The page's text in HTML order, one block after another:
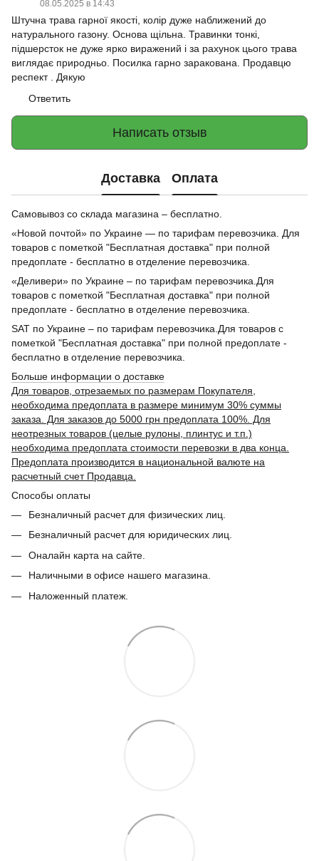
08.05.2025 в 14:43
Штучна трава гарної якості, колір дуже наближений до
натурального газону. Основа щільна. Травинки тонкі,
підшерсток не дуже ярко виражений і за рахунок цього трава
виглядає природньо. Посилка гарно заракована. Продавцю
респект . Дякую
Ответить
Написать отзыв
Доставка Оплата
Самовывоз со склада магазина – бесплатно.
«Новой почтой» по Украине — по тарифам перевозчика. Для
товаров с пометкой "Бесплатная доставка" при полной
предоплате - бесплатно в отделение перевозчика.
«Деливери» по Украине – по тарифам перевозчика.Для
товаров с пометкой "Бесплатная доставка" при полной
предоплате - бесплатно в отделение перевозчика.
SAT по Украине – по тарифам перевозчика.Для товаров с
пометкой "Бесплатная доставка" при полной предоплате -
бесплатно в отделение перевозчика.
Больше информации о доставке
Для товаров, отрезаемых по размерам Покупателя,
необходима предоплата в размере минимум 30% суммы
заказа. Для заказов до 5000 грн предоплата 100%. Для
неотрезных товаров (целые рулоны, плинтус и т.п.)
необходима предоплата стоимости перевозки в два конца.
Предоплата производится в национальной валюте на
расчетный счет Продавца.
Способы оплаты
Безналичный расчет для физических лиц.
Безналичный расчет для юридических лиц.
Оналайн карта на сайте.
Наличными в офисе нашего магазина.
Наложенный платеж.